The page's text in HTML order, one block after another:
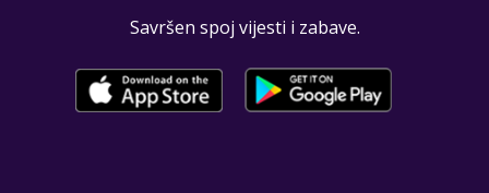
Savršen spoj vijesti i zabave.